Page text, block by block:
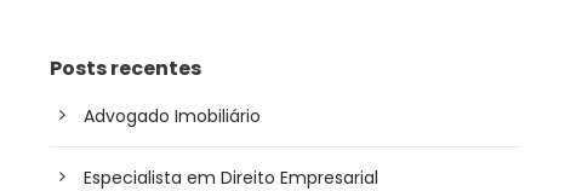
Posts recentes
Advogado Imobiliário
Especialista em Direito Empresarial